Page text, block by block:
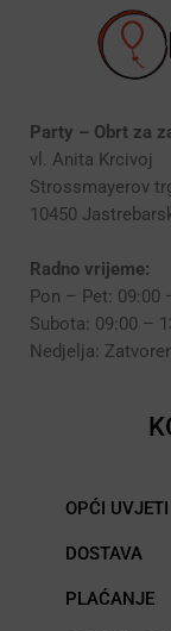
Party – Obrt za
vl. Anita Krcivoj
Strossmayerov
10450
Radno vrijeme:
Pon – Pet: 09:00
Subota: 09:00 –
Nedjelja:
OPĆI UVJETI
DOSTAVA
PLAĆANJE